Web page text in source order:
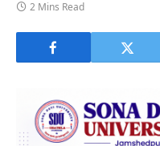
2 Mins Read